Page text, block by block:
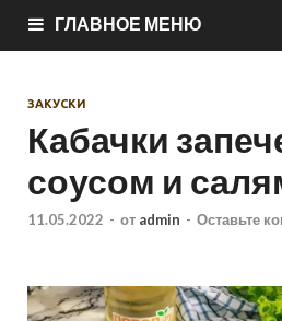
ГЛАВНОЕ МЕНЮ
ЗАКУСКИ
Кабачки
соусом и
11.05.2022 - от admin - Оставьте